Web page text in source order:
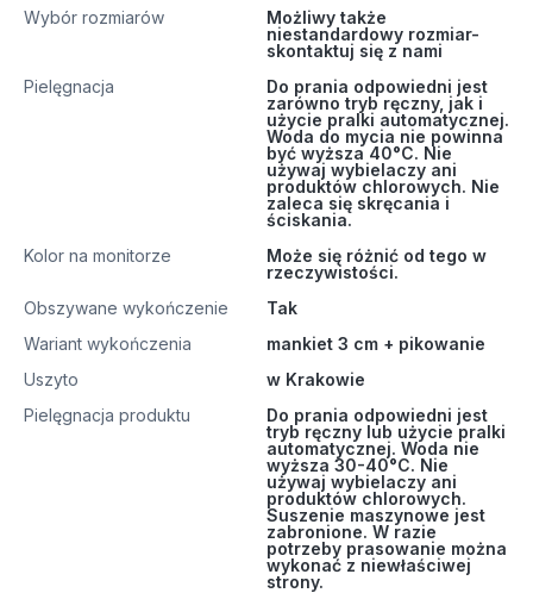
Wybór rozmiarów
Możliwy także
niestandardowy rozmiar-
skontaktuj się z nami
Pielęgnacja
Do prania odpowiedni jest
zarówno tryb ręczny, jak i
użycie pralki automatycznej.
Woda do mycia nie powinna
być wyższa 40°C. Nie
używaj wybielaczy ani
produktów chlorowych. Nie
zaleca się skręcania i
ściskania.
Kolor na monitorze
Może się różnić od tego w
rzeczywistości.
Obszywane wykończenie
Tak
Wariant wykończenia
mankiet 3 cm + pikowanie
Uszyto
w Krakowie
Pielęgnacja produktu
Do prania odpowiedni jest
tryb ręczny lub użycie pralki
automatycznej. Woda nie
wyższa 30-40°C. Nie
używaj wybielaczy ani
produktów chlorowych.
Suszenie maszynowe jest
zabronione. W razie
potrzeby prasowanie można
wykonać z niewłaściwej
strony.